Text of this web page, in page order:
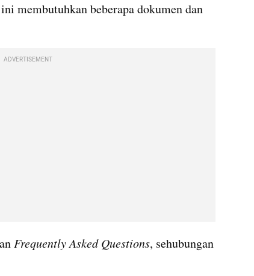
membutuhkan beberapa dokumen dan
ADVERTISEMENT
Frequently Asked Questions, sehubungan